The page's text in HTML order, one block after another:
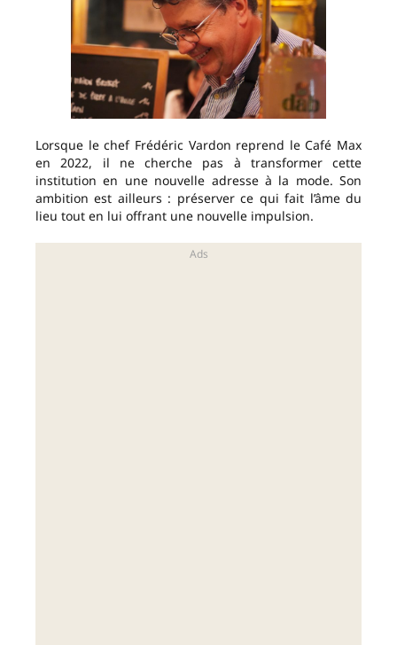
Lorsque le chef Frédéric Vardon reprend le Café Max
en 2022, il ne cherche pas à transformer cette
institution en une nouvelle adresse à la mode. Son
ambition est ailleurs : préserver ce qui fait l’âme du
lieu tout en lui offrant une nouvelle impulsion.